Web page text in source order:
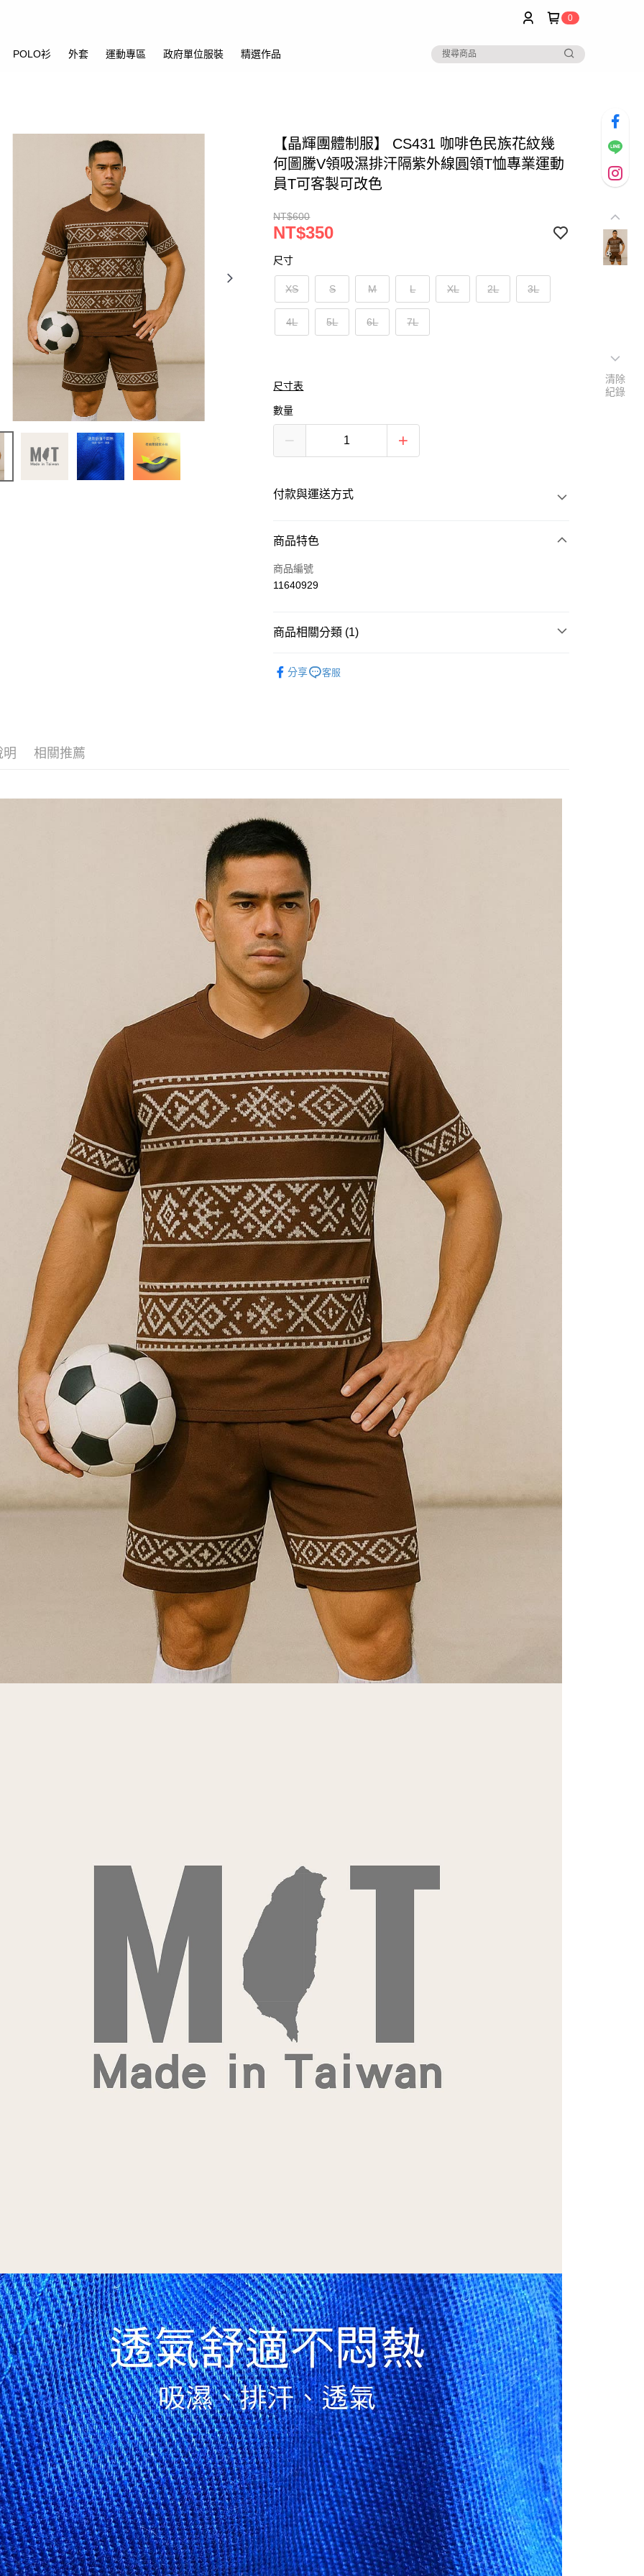
0
POLO衫 外套 運動專區 政府單位服裝 精選作品
【晶輝團體制服】 CS431 咖啡色民族花紋幾
何圖騰V領吸濕排汗隔紫外線圓領T恤專業運動
員T可客製可改色
NT$600
NT$350
尺寸
XS S M L XL 2L 3L
4L 5L 6L 7L
尺寸表
數量
付款與運送方式
付款方式
信用卡一次付款
黑貓
商品特色
商品編號
11640929
商品相關分類 (1)
分享
客服
明 相關推薦
清除
紀錄